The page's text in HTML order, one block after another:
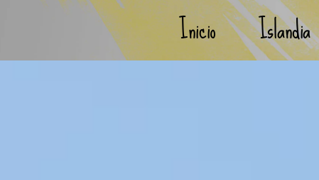
Inicio Islandia